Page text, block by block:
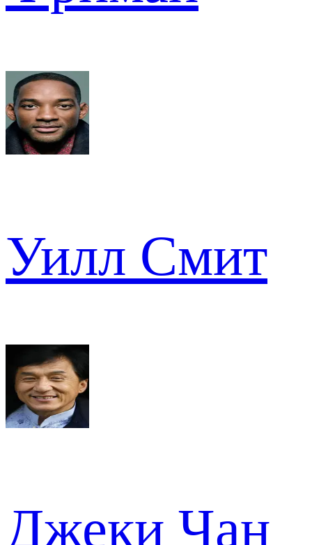
Уилл Смит
Джеки Чан